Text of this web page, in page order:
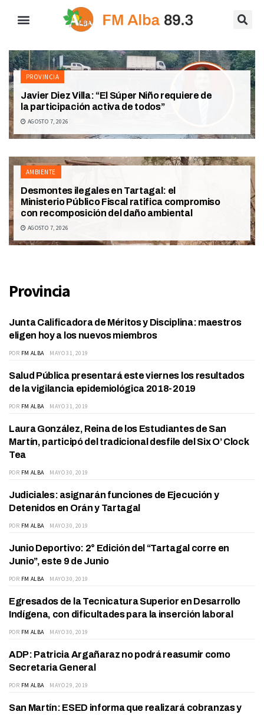
PROVINCIA
Javier Diez Villa: “El Súper Niño requiere de
la participación activa de todos”
AGOSTO 7, 2026
AMBIENTE
Desmontes ilegales en Tartagal: el
Ministerio Público Fiscal ratifica compromiso
con recomposición del daño ambiental
AGOSTO 7, 2026
Provincia
Junta Calificadora de Méritos y Disciplina: maestros
eligen hoy a los nuevos miembros
POR FM ALBA MAYO 31, 2019
Salud Pública presentará este viernes los resultados
de la vigilancia epidemiológica 2018-2019
POR FM ALBA MAYO 31, 2019
Laura González, Reina de los Estudiantes de San
Martín, participó del tradicional desfile del Six O’ Clock
Tea
POR FM ALBA MAYO 30, 2019
Judiciales: asignarán funciones de Ejecución y
Detenidos en Orán y Tartagal
POR FM ALBA MAYO 30, 2019
DEPARTAMENTO
Junio Deportivo: 2° Edición del “Tartagal corre en
Junio”, este 9 de Junio
POR FM ALBA MAYO 30, 2019
CULTURA
Egresados de la Tecnicatura Superior en Desarrollo
Indígena, con dificultades para la inserción laboral
POR FM ALBA MAYO 30, 2019
ADP: Patricia Argañaraz no podrá reasumir como
Secretaria General
POR FM ALBA MAYO 29, 2019
San Martín: ESED informa que realizará cobranzas y